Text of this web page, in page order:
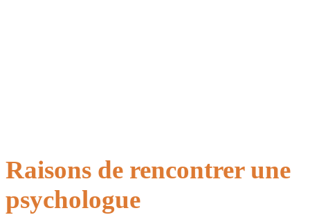
Raisons de rencontrer une
psychologue